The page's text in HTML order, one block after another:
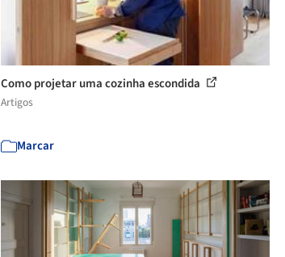
Como projetar uma cozinha escondida
Artigos
Marcar